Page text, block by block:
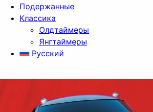
Подержанные
Классика
Олдтаймеры
Янгтаймеры
Русский